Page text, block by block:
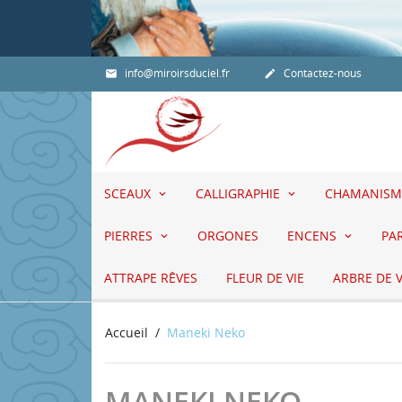
 info@miroirsduciel.fr  Contactez-nous
SCEAUX CALLIGRAPHIE
PIERRES ORGONES ENCENS
ATTRAPE RÊVES FLEUR DE VIE ARBRE DE
Accueil Maneki Neko